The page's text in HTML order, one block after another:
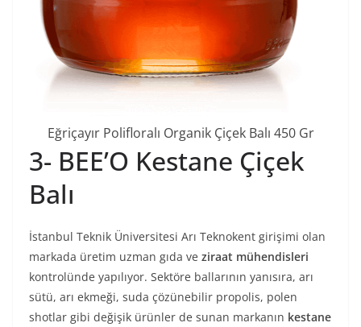
Eğriçayır Polifloralı Organik Çiçek Balı 450 Gr
3- BEE’O Kestane Çiçek
Balı
İstanbul Teknik Üniversitesi Arı Teknokent girişimi olan
markada üretim uzman gıda ve ziraat mühendisleri
kontrolünde yapılıyor. Sektöre ballarının yanısıra, arı
sütü, arı ekmeği, suda çözünebilir propolis, polen
shotlar gibi değişik ürünler de sunan markanın kestane